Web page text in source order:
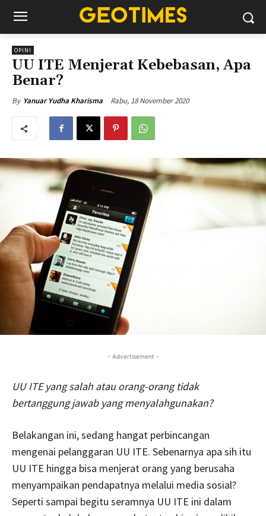
OPINI
UU ITE Menjerat Kebebasan, Apa
Benar?
By Yanuar Yudha Kharisma Rabu, 18 November 2020
- Advertisement -
UU ITE yang salah atau orang-orang tidak
bertanggung jawab yang menyalahgunakan?
Belakangan ini, sedang hangat perbincangan
mengenai pelanggaran UU ITE. Sebenarnya apa sih itu
UU ITE hingga bisa menjerat orang yang berusaha
menyampaikan pendapatnya melalui media sosial?
Seperti sampai begitu seramnya UU ITE ini dalam